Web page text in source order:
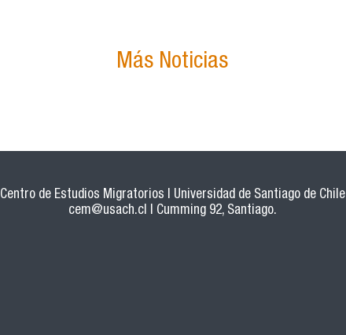
Más Noticias
Centro de Estudios Migratorios | Universidad de Santiago de Chile
cem@usach.cl | Cumming 92, Santiago.